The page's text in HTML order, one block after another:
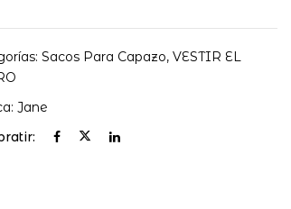
Sacos Para Capazo,VESTIR EL
Jane